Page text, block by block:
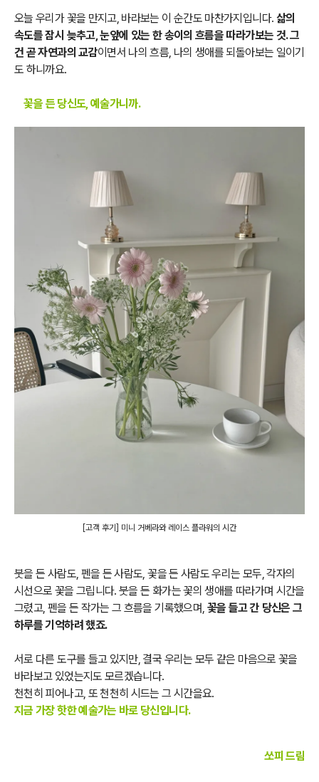
오늘 우리가 꽃을 만지고, 바라보는 이 순간도 마찬가지입니다. 삶의
속도를 잠시 늦추고, 눈앞에 있는 한 송이의 흐름을 따라가보는 것. 그
건 곧 자연과의 교감이면서 나의 흐름, 나의 생애를 되돌아보는 일이기
도 하니까요.
꽃을 든 당신도, 예술가니까.
[고객 후기] 미니 거베라와 레이스 플라워의 시간
붓을 든 사람도, 펜을 든 사람도, 꽃을 든 사람도 우리는 모두, 각자의
시선으로 꽃을 그립니다. 붓을 든 화가는 꽃의 생애를 따라가며 시간을
그렸고, 펜을 든 작가는 그 흐름을 기록했으며, 꽃을 들고 간 당신은 그
하루를 기억하려 했죠.
서로 다른 도구를 들고 있지만, 결국 우리는 모두 같은 마음으로 꽃을
바라보고 있었는지도 모르겠습니다.
천천히 피어나고, 또 천천히 시드는 그 시간을요.
지금 가장 핫한 예술가는 바로 당신입니다.
쏘피 드림